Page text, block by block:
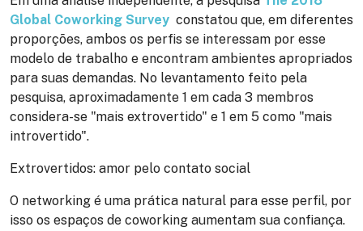
Global Coworking Survey constatou que, em diferentes
proporções, ambos os perfis se interessam por esse
modelo de trabalho e encontram ambientes apropriados
para suas demandas. No levantamento feito pela
pesquisa, aproximadamente 1 em cada 3 membros
considera-se "mais extrovertido" e 1 em 5 como "mais
introvertido".
Extrovertidos: amor pelo contato social
O networking é uma prática natural para esse perfil, por
isso os espaços de coworking aumentam sua confiança.